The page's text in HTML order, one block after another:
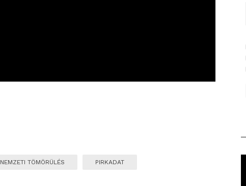
NEMZETI TÖMÖRÜLÉS PIRKADAT